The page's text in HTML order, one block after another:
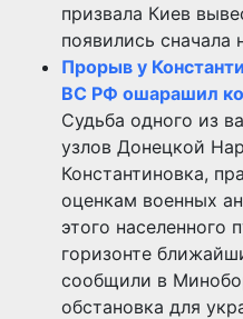
призвала Киев
появились
Прорыв у
ВС РФ ошарашил
Судьба одного из
узлов Донецкой
Константиновка,
оценкам военных
этого населенного
горизонте
сообщили в
обстановка для